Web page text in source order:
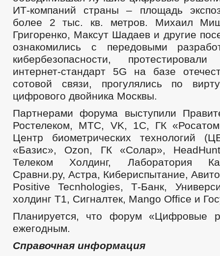
ИТ-компаний страны – площадь
более 2 тыс. кв. метров. Михаил
Григоренко, Максут Шадаев и другие
ознакомились с передовыми
кибербезопасности,
интернет-стандарт 5G на базе
сотовой связи, прогулялись по
цифрового двойника Москвы.
Партнерами форума выступили
Ростелеком, МТС, VK, 1С, ГК
Центр биометрических технологий
«Базис», Ozon, ГК «Солар»,
Телеком Холдинг, Лаборатория
Сравни.ру, Астра, Кибериспытание,
Positive Tecnhologies, Т-Банк,
холдинг T1, Сигналтек, Mango Office и
Планируется, что форум «Цифровые
ежегодным.
Справочная информация